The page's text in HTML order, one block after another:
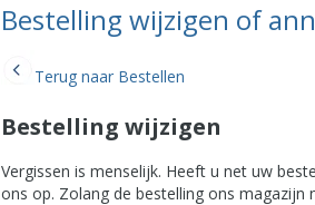
Bestelling wijzigen of
Terug naar Bestellen
Bestelling wijzigen
Vergissen is menselijk. Heeft u net uw
ons op. Zolang de bestelling ons